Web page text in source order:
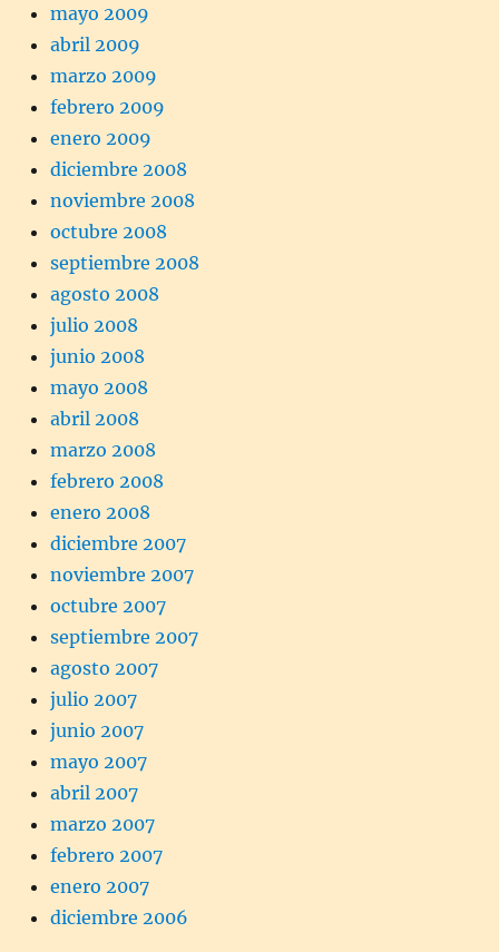
mayo 2009
abril 2009
marzo 2009
febrero 2009
enero 2009
diciembre 2008
noviembre 2008
octubre 2008
septiembre 2008
agosto 2008
julio 2008
junio 2008
mayo 2008
abril 2008
marzo 2008
febrero 2008
enero 2008
diciembre 2007
noviembre 2007
octubre 2007
septiembre 2007
agosto 2007
julio 2007
junio 2007
mayo 2007
abril 2007
marzo 2007
febrero 2007
enero 2007
diciembre 2006